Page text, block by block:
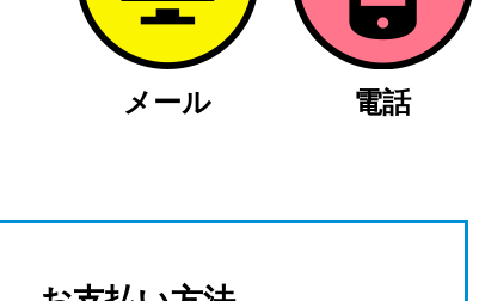
メール 電話